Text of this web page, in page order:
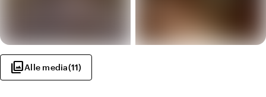
photo_libraryAlle media(11)